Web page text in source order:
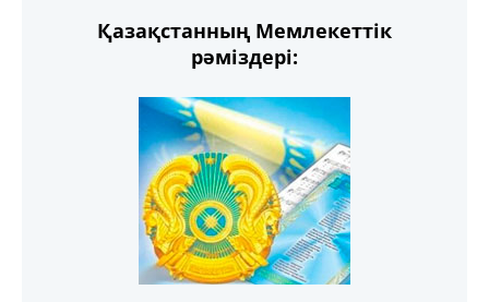
Қазақстанның Мемлекеттік
рәміздері: